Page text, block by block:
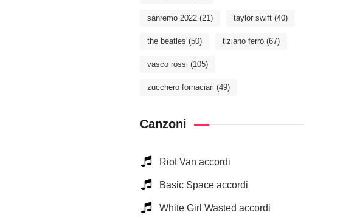
sanremo 2022 (21) taylor swift (40)
the beatles (50) tiziano ferro (67)
vasco rossi (105)
zucchero fornaciari (49)
Canzoni
Riot Van accordi
Basic Space accordi
White Girl Wasted accordi